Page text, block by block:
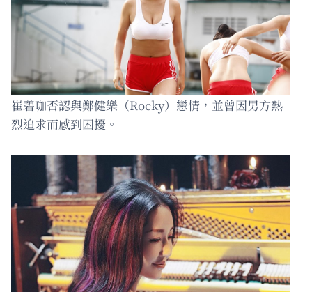
崔碧珈否認與鄭健樂（Rocky）戀情，並曾因男方熱
烈追求而感到困擾。